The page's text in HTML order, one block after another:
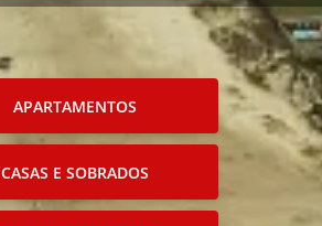
APARTAMENTOS
CASAS E SOBRADOS